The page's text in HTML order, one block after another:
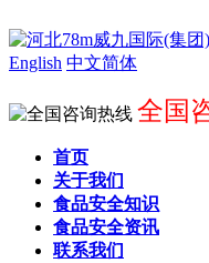
English 中文简体
全国
首页
关于我们
食品安全知识
食品安全资讯
联系我们